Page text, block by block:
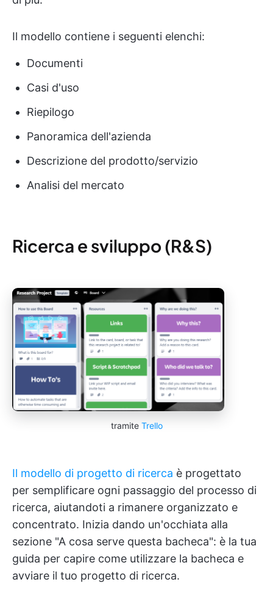
Il modello contiene i seguenti elenchi:
Documenti
Casi d'uso
Riepilogo
Panoramica dell'azienda
Descrizione del prodotto/servizio
Analisi del mercato
Ricerca e sviluppo (R&S)
tramite Trello
Il modello di progetto di ricerca è progettato
per semplificare ogni passaggio del processo di
ricerca, aiutandoti a rimanere organizzato e
concentrato. Inizia dando un'occhiata alla
sezione "A cosa serve questa bacheca": è la tua
guida per capire come utilizzare la bacheca e
avviare il tuo progetto di ricerca.